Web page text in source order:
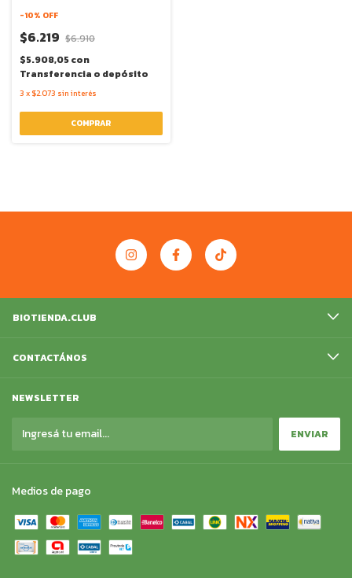
-10% OFF
$6.219 $6.910
$5.908,05con
Transferencia o depósito
3 x $2.073 sin interés
BIOTIENDA.CLUB
CONTACTÁNOS
NEWSLETTER
Medios de pago